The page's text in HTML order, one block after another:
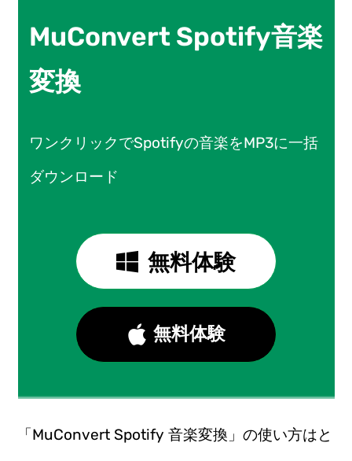
MuConvert Spotify音楽
変換
ワンクリックでSpotifyの音楽をMP3に一括
ダウンロード
無料体験
無料体験
「MuConvert Spotify 音楽変換」の使い方はと